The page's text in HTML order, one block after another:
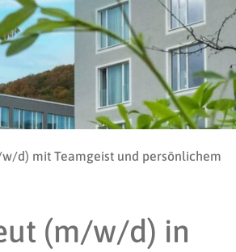
FAQ
d) mit Teamgeist und persönlichem
(m/w/d) in